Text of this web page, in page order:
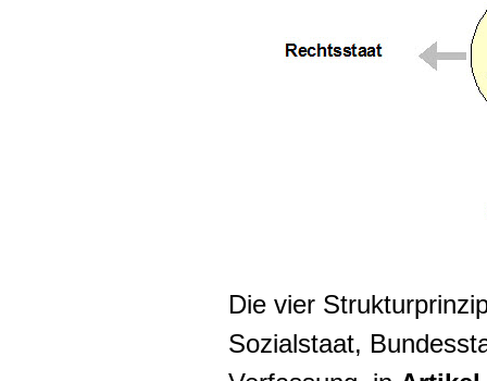
Die vier
Sozialstaat,